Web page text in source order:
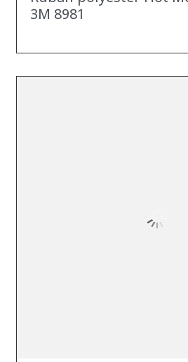
3M 8981